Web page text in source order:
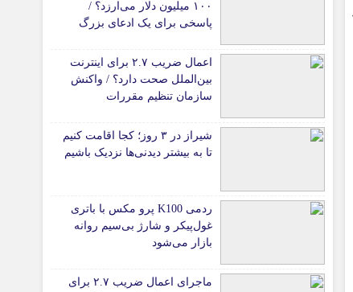
۱۰۰ میلیون دلار می‌ارزد؟ /
پاسخی برای یک ادعای بزرگ
اعمال ضریب ۲.۷ برای اینترنت
بین‌الملل صحت دارد؟ / واکنش
سازمان تنظیم مقررات
شیراز در ۳ روز؛ کجا اقامت کنیم
تا به بیشتر دیدنی‌ها نزدیک باشیم
ردمی K100 پرو مکس با باتری
غول‌پیکر و شارژ بی‌سیم روانه
بازار می‌شود
ماجرای اعمال ضریب ۲.۷ برای